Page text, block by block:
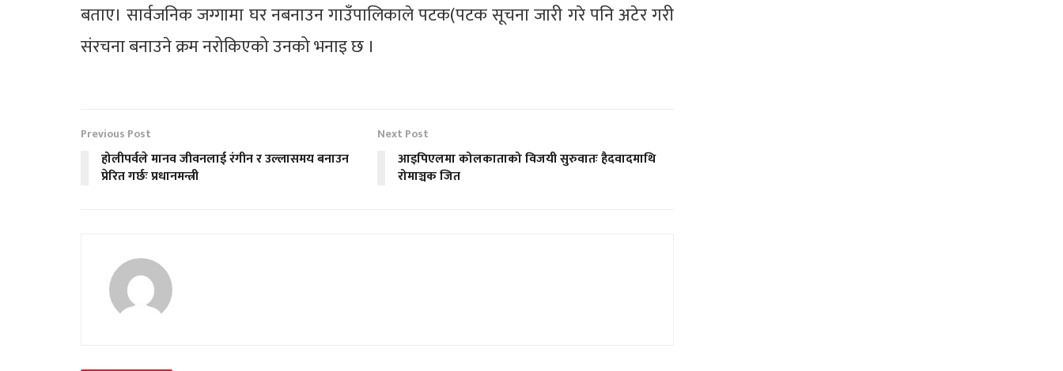
बताए। सार्वजनिक जग्गामा घर नबनाउन गाउँपालिकाले पटक(पटक सूचना जारी गरे पनि अटेर गरी
संरचना बनाउने क्रम नरोकिएको उनको भनाइ छ ।
Previous Post
होलीपर्वले मानव जीवनलाई रंगीन र उल्लासमय बनाउन
प्रेरित गर्छः प्रधानमन्त्री
Next Post
आइपिएलमा कोलकाताको विजयी सुरुवातः हैदवादमाथि
रोमाञ्चक जित